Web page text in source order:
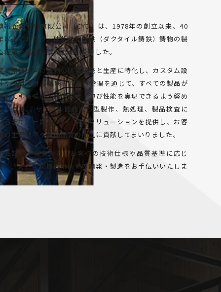
裕企業股份有限公司（CYD）は、1978年の創立以来、40
以上にわたり、球状黒鉛鋳鉄（ダクタイル鋳鉄）鋳物の製
経験を豊富に積んでまいりました。
業用機械向け鋳物の研究開発と生産に特化し、カスタム設
や材料改良、徹底した製造管理を通じて、すべての製品が
れた引張強度・降伏強度・伸び性能を実現できるよう努め
います。 サンプル開発から型製作、熱処理、製品検査に
るまで、一貫したトータルソリューションを提供し、お客
の生産効率や製品品質の向上に貢献してまいりました。
品試作や量産など、お客様の技術仕様や品質基準に応じ
、さまざまな機械用鋳物の開発・製造をお手伝いいたしま
。